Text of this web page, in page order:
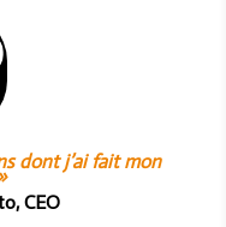
dont j’ai fait mon
CEO